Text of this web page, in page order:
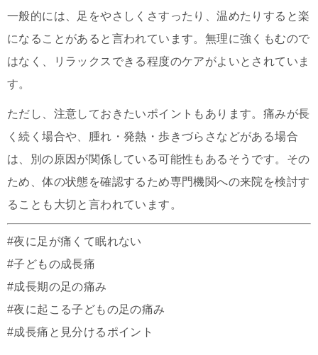
一般的には、足をやさしくさすったり、温めたりすると楽
になることがあると言われています。無理に強くもむので
はなく、リラックスできる程度のケアがよいとされていま
す。
ただし、注意しておきたいポイントもあります。痛みが長
く続く場合や、腫れ・発熱・歩きづらさなどがある場合
は、別の原因が関係している可能性もあるそうです。その
ため、体の状態を確認するため専門機関への来院を検討す
ることも大切と言われています。
#夜に足が痛くて眠れない
#子どもの成長痛
#成長期の足の痛み
#夜に起こる子どもの足の痛み
#成長痛と見分けるポイント